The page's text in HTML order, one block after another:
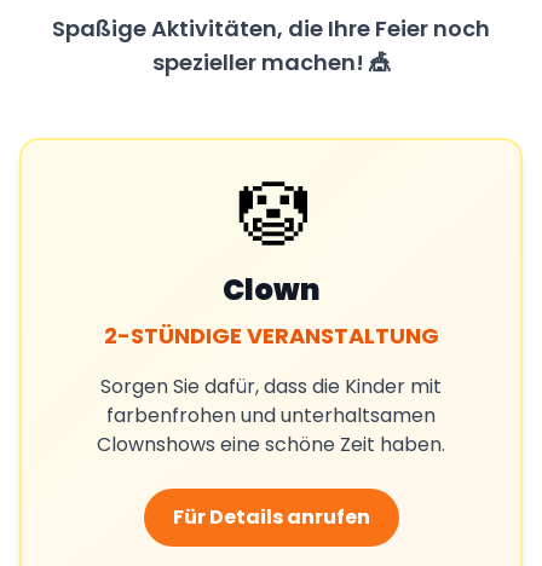
Spaßige Aktivitäten, die Ihre Feier noch
spezieller machen! 🎪
🤡
Clown
2-STÜNDIGE VERANSTALTUNG
Sorgen Sie dafür, dass die Kinder mit
farbenfrohen und unterhaltsamen
Clownshows eine schöne Zeit haben.
Für Details anrufen